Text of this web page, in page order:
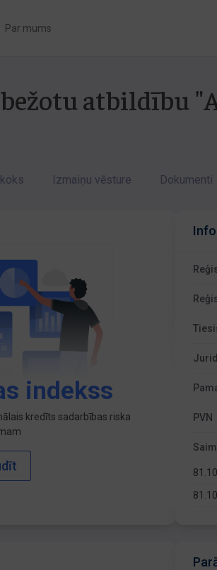
Par mums
atbildību
Izmaiņu vēsture Dokumenti
indekss
kredīts sadarbības riska
PVN